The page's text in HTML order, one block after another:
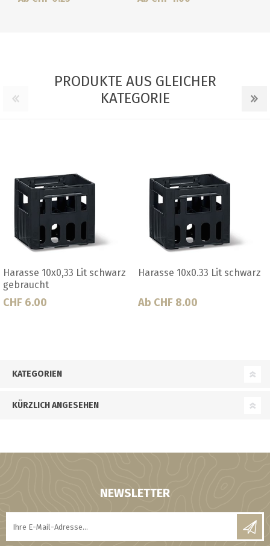
PRODUKTE AUS GLEICHER
KATEGORIE
Harasse 10x0.33 Lit schwarz
für Steinie
CHF 8.50
Harasse 20x0,5 Lit rot
Ab CHF 9.50
KATEGORIEN
KÜRZLICH ANGESEHEN
NEWSLETTER